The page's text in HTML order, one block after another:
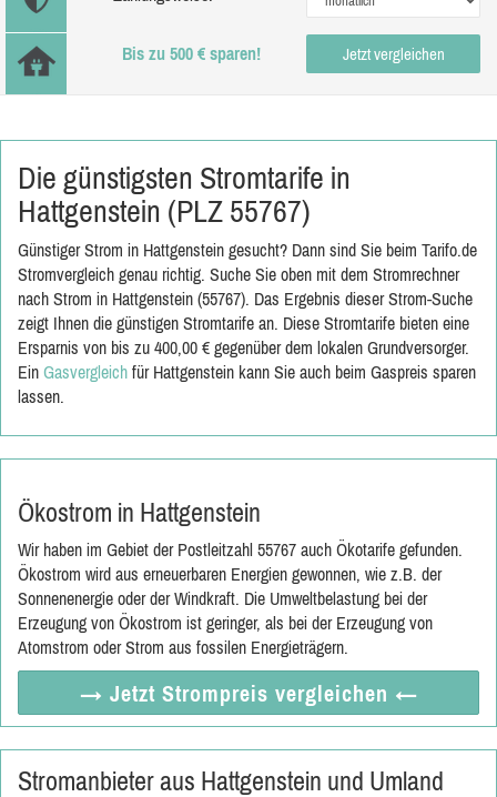
Bis zu 500 € sparen! Jetzt vergleichen
Die günstigsten Stromtarife in
Hattgenstein (PLZ 55767)
Günstiger Strom in Hattgenstein gesucht? Dann sind Sie beim Tarifo.de
Stromvergleich genau richtig. Suche Sie oben mit dem Stromrechner
nach Strom in Hattgenstein (55767). Das Ergebnis dieser Strom-Suche
zeigt Ihnen die günstigen Stromtarife an. Diese Stromtarife bieten eine
Ersparnis von bis zu 400,00 € gegenüber dem lokalen Grundversorger.
Ein Gasvergleich für Hattgenstein kann Sie auch beim Gaspreis sparen
lassen.
Ökostrom in Hattgenstein
Wir haben im Gebiet der Postleitzahl 55767 auch Ökotarife gefunden.
Ökostrom wird aus erneuerbaren Energien gewonnen, wie z.B. der
Sonnenenergie oder der Windkraft. Die Umweltbelastung bei der
Erzeugung von Ökostrom ist geringer, als bei der Erzeugung von
Atomstrom oder Strom aus fossilen Energieträgern.
→ Jetzt Strompreis vergleichen ←
Stromanbieter aus Hattgenstein und Umland